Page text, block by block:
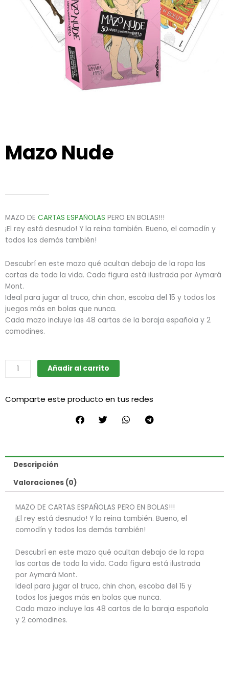
Mazo Nude
MAZO DE CARTAS ESPAÑOLAS PERO EN BOLAS!!!
¡El rey está desnudo! Y la reina también. Bueno, el comodín y
todos los demás también!
Descubrí en este mazo qué ocultan debajo de la ropa las
cartas de toda la vida. Cada figura está ilustrada por Aymará
Mont.
Ideal para jugar al truco, chin chon, escoba del 15 y todos los
juegos más en bolas que nunca.
Cada mazo incluye las 48 cartas de la baraja española y 2
comodines.
Mazo
Nude
Añadir al carrito
Comparte este producto en tus redes
Descripción
Valoraciones (0)
MAZO DE CARTAS ESPAÑOLAS PERO EN BOLAS!!!
¡El rey está desnudo! Y la reina también. Bueno, el
comodín y todos los demás también!
Descubrí en este mazo qué ocultan debajo de la ropa
las cartas de toda la vida. Cada figura está ilustrada
por Aymará Mont.
Ideal para jugar al truco, chin chon, escoba del 15 y
todos los juegos más en bolas que nunca.
Cada mazo incluye las 48 cartas de la baraja española
y 2 comodines.